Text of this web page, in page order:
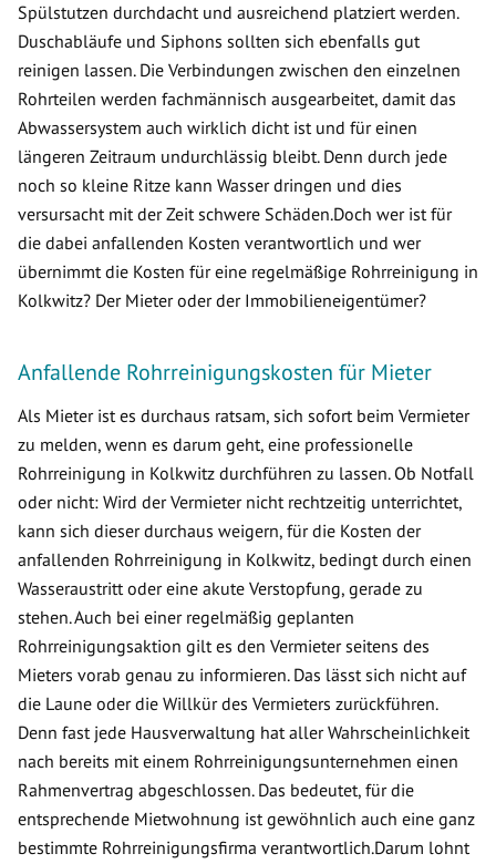
Spülstutzen durchdacht und ausreichend platziert werden.
Duschabläufe und Siphons sollten sich ebenfalls gut
reinigen lassen. Die Verbindungen zwischen den einzelnen
Rohrteilen werden fachmännisch ausgearbeitet, damit das
Abwassersystem auch wirklich dicht ist und für einen
längeren Zeitraum undurchlässig bleibt. Denn durch jede
noch so kleine Ritze kann Wasser dringen und dies
versursacht mit der Zeit schwere Schäden.Doch wer ist für
die dabei anfallenden Kosten verantwortlich und wer
übernimmt die Kosten für eine regelmäßige Rohrreinigung in
Kolkwitz? Der Mieter oder der Immobilieneigentümer?
Anfallende Rohrreinigungskosten für Mieter
Als Mieter ist es durchaus ratsam, sich sofort beim Vermieter
zu melden, wenn es darum geht, eine professionelle
Rohrreinigung in Kolkwitz durchführen zu lassen. Ob Notfall
oder nicht: Wird der Vermieter nicht rechtzeitig unterrichtet,
kann sich dieser durchaus weigern, für die Kosten der
anfallenden Rohrreinigung in Kolkwitz, bedingt durch einen
Wasseraustritt oder eine akute Verstopfung, gerade zu
stehen. Auch bei einer regelmäßig geplanten
Rohrreinigungsaktion gilt es den Vermieter seitens des
Mieters vorab genau zu informieren. Das lässt sich nicht auf
die Laune oder die Willkür des Vermieters zurückführen.
Denn fast jede Hausverwaltung hat aller Wahrscheinlichkeit
nach bereits mit einem Rohrreinigungsunternehmen einen
Rahmenvertrag abgeschlossen. Das bedeutet, für die
entsprechende Mietwohnung ist gewöhnlich auch eine ganz
bestimmte Rohrreinigungsfirma verantwortlich.Darum lohnt